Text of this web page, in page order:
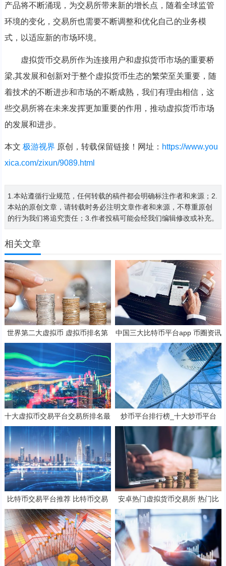
产品将不断涌现，为交易所带来新的增长点，随着全球监管
环境的变化，交易所也需要不断调整和优化自己的业务模
式，以适应新的市场环境。
虚拟货币交易所作为连接用户和虚拟货币市场的重要桥
梁,其发展和创新对于整个虚拟货币生态的繁荣至关重要，随
着技术的不断进步和市场的不断成熟，我们有理由相信，这
些交易所将在未来发挥更加重要的作用，推动虚拟货币市场
的发展和进步。
本文 极游视界 原创，转载保留链接！网址： https://www.you
xica.com/zixun/9089.html
1.本站遵循行业规范，任何转载的稿件都会明确标注作者和来源；2.
本站的原创文章，请转载时务必注明文章作者和来源，不尊重原创
的行为我们将追究责任；3.作者投稿可能会经我们编辑修改或补充。
相关文章
世界第二大虚拟币 虚拟币排名第
二
中国三大比特币平台app 币圈资讯
平台排行
十大虚拟币交易平台交易所排名最
新 币圈全球10大比特币平台排名
炒币平台排行榜_十大炒币平台
比特币交易平台推荐 比特币交易
所排名全球
安卓热门虚拟货币交易所 热门比
特安币卓交易所排行榜